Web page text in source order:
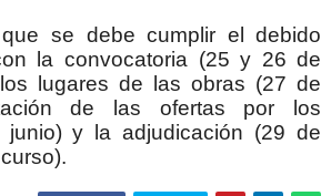
se debe cumplir el debido
la convocatoria (25 y 26 de
lugares de las obras (27 de
de las ofertas por los
junio) y la adjudicación (29 de